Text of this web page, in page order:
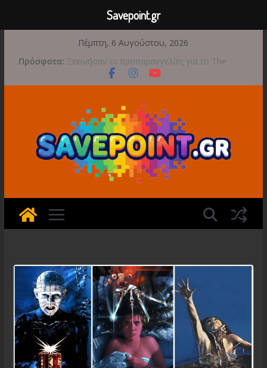
περιεχόμενο
Πέμπτη, 6 Αυγούστου, 2026
Πρόσφατα: Game Freak: Συνεχή updates για το Beast of
Reincarnation μετά την ανάμεικτη υποδοχή
Ξεκινήσαν οι προπαραγγελίες για το The
Διαρροή-Βόμβα: Η Microsoft Φέρνει το
Backwards Compatibility των Original Xbox &
Xbox 360 στο PC
Bread & Fred: Φτάνει σε νέες κορυφές με
αποκλειστικές Limited Editions από την Atari
Έρχεται 1η Σεπτεμβρίου το Crimson Moon
Savepoint.gr